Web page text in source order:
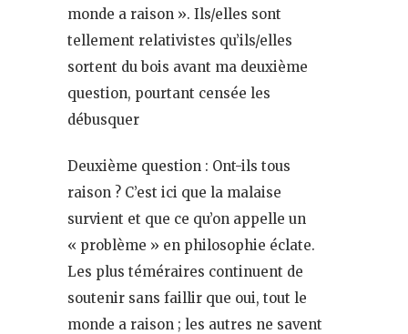
monde a raison ». Ils/elles sont
tellement relativistes qu’ils/elles
sortent du bois avant ma deuxième
question, pourtant censée les
débusquer
Deuxième question : Ont-ils tous
raison ? C’est ici que la malaise
survient et que ce qu’on appelle un
« problème » en philosophie éclate.
Les plus téméraires continuent de
soutenir sans faillir que oui, tout le
monde a raison ; les autres ne savent